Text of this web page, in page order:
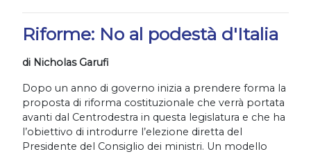
Riforme: No al podestà d'Italia
di Nicholas Garufi
Dopo un anno di governo inizia a prendere forma la
proposta di riforma costituzionale che verrà portata
avanti dal Centrodestra in questa legislatura e che ha
l’obiettivo di introdurre l’elezione diretta del
Presidente del Consiglio dei ministri. Un modello